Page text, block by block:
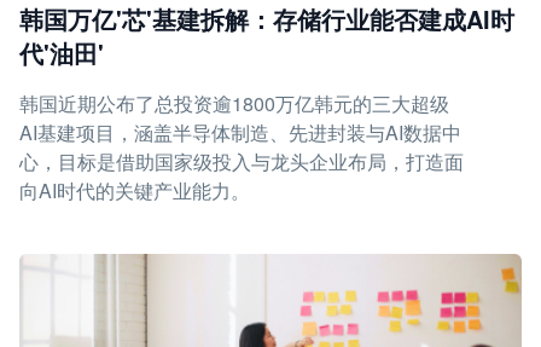
韩国万亿'芯'基建拆解：存储行业能否建成AI时
代'油田'
韩国近期公布了总投资逾1800万亿韩元的三大超级
AI基建项目，涵盖半导体制造、先进封装与AI数据中
心，目标是借助国家级投入与龙头企业布局，打造面
向AI时代的关键产业能力。